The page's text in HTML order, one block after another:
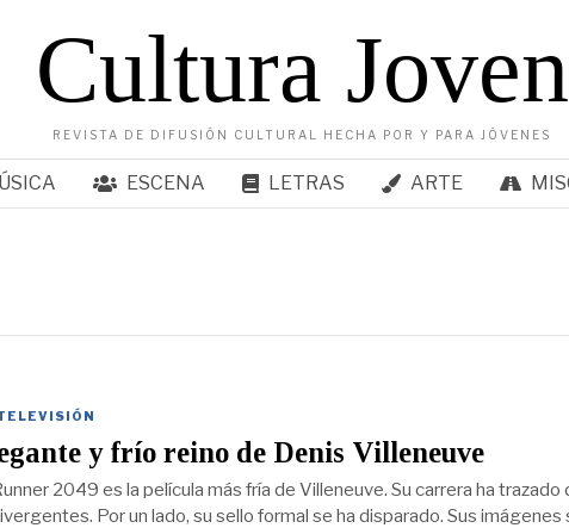
Cultura Joven
REVISTA DE DIFUSIÓN CULTURAL HECHA POR Y PARA JÓVENES
ESCENA LETRAS ARTE
y frío reino de Denis Villeneuve
2049 es la película más fría de Villeneuve. Su carrera ha trazado
Por un lado, su sello formal se ha disparado. Sus imágenes